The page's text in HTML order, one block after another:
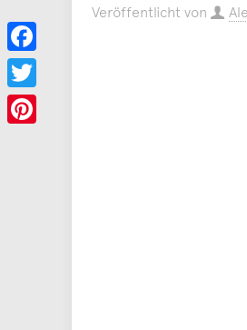
Veröffentlicht von
Facebook
Twitter